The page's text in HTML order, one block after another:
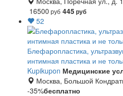
16500 руб 445руб
52
Блефаропластика,
интимная пластика и не
Kupikupon Медицинские
Москва, Большой
-35%бесплатно